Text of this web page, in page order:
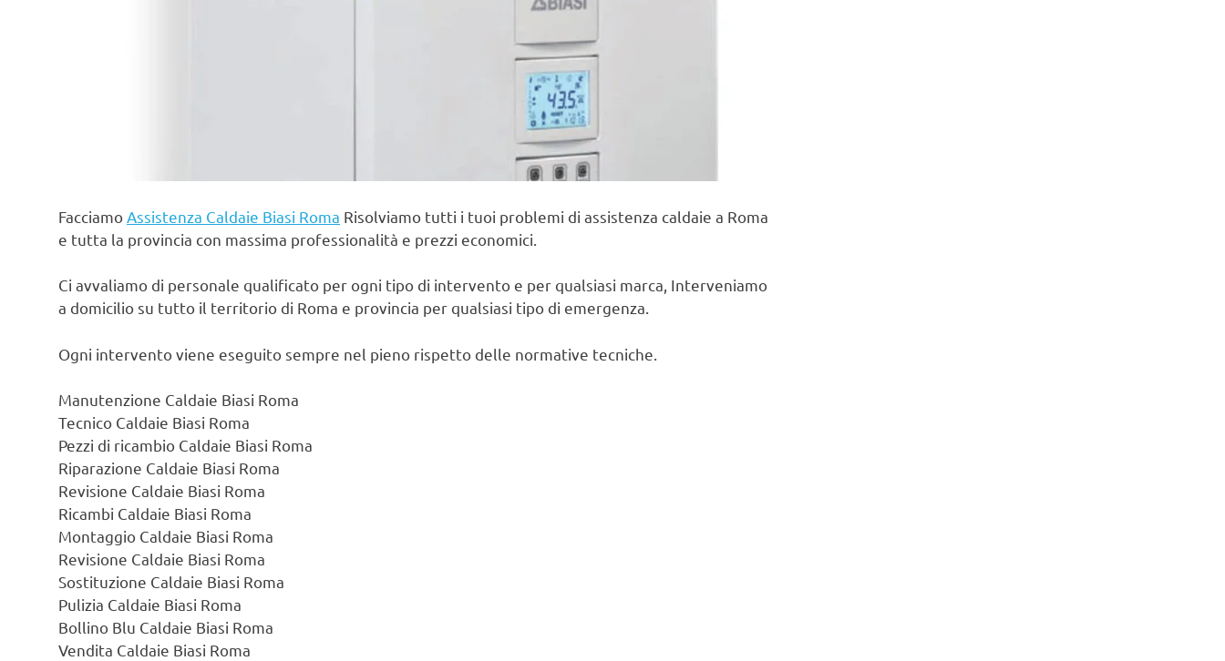
Facciamo Assistenza Caldaie Biasi Roma Risolviamo tutti i tuoi problemi di assistenza caldaie a Roma
e tutta la provincia con massima professionalità e prezzi economici.
Ci avvaliamo di personale qualificato per ogni tipo di intervento e per qualsiasi marca, Interveniamo
a domicilio su tutto il territorio di Roma e provincia per qualsiasi tipo di emergenza.
Ogni intervento viene eseguito sempre nel pieno rispetto delle normative tecniche.
Manutenzione Caldaie Biasi Roma
Tecnico Caldaie Biasi Roma
Pezzi di ricambio Caldaie Biasi Roma
Riparazione Caldaie Biasi Roma
Revisione Caldaie Biasi Roma
Ricambi Caldaie Biasi Roma
Montaggio Caldaie Biasi Roma
Revisione Caldaie Biasi Roma
Sostituzione Caldaie Biasi Roma
Pulizia Caldaie Biasi Roma
Bollino Blu Caldaie Biasi Roma
Vendita Caldaie Biasi Roma